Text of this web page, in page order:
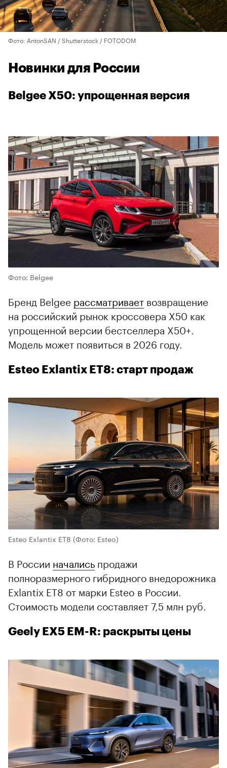
Фото: AntonSAN / Shutterstock / FOTODOM
Новинки для России
Belgee X50: упрощенная версия
Фото: Belgee
Бренд Belgee рассматривает возвращение
на российский рынок кроссовера X50 как
упрощенной версии бестселлера X50+.
Модель может появиться в 2026 году.
Esteo Exlantix ET8: старт продаж
Esteo Exlantix ET8 (Фото: Esteo)
В России начались продажи
полноразмерного гибридного внедорожника
Exlantix ET8 от марки Esteo в России.
Стоимость модели составляет 7,5 млн руб.
Geely EX5 EM-R: раскрыты цены